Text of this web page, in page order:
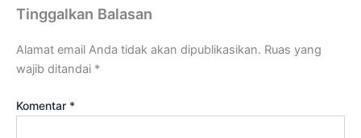
Tinggalkan Balasan
Alamat email Anda tidak akan dipublikasikan. Ruas yang
wajib ditandai *
Komentar *